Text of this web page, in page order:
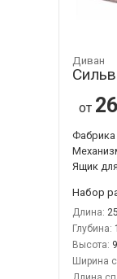
Диван
от
Фабрика
Ящик
Набор
Длина:
Глубина:
Высота:
Ширина